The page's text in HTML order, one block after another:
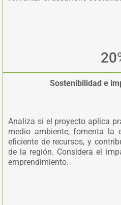
20
Sostenibilidad e
Analiza si el proyecto aplica
medio ambiente, fomenta la
eficiente de recursos, y
de la región. Considera el
emprendimiento.